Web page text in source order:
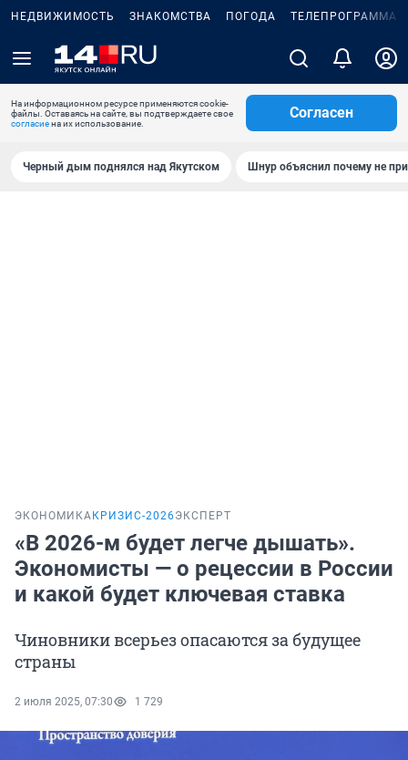
НЕДВИЖИМОСТЬ ЗНАКОМСТВА ПОГОДА ТЕЛЕПРОГРАММА
На информационном ресурсе применяются cookie-
файлы. Оставаясь на сайте, вы подтверждаете свое
согласиена их использование.
Согласен
Черный дым поднялся над Якутском Шнур объяснил почему не
ЭКОНОМИКА КРИЗИС-2026ЭКСПЕРТ
«В 2026-м будет легче дышать».
Экономисты — о рецессии в России
и какой будет ключевая ставка
Чиновники всерьез опасаются за будущее
страны
2 июля 2025, 07:30 1 729